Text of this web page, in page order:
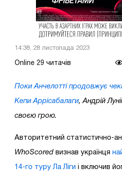
14:38, 28 листопада 2023
Online 29 читачів
Поки Анчелотті продовжує
Кепи Аррісабалаги, Андрій
своєю грою.
Авторитетний статистично-
WhoScored визнав українця
14-го туру Ла Ліги і включив